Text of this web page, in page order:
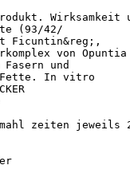
(93/42/
Ficuntin&reg;,
von Opuntia
und
Fette. In vitro
zeiten jeweils 2